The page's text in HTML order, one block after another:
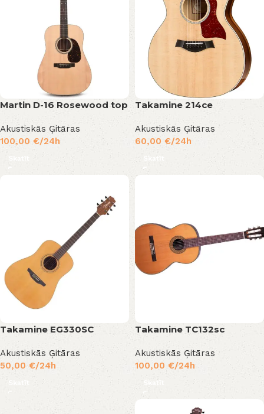
Martin D-16 Rosewood top
Akustiskās Ģitāras
100,00 €/24h
Takamine 214ce
Akustiskās Ģitāras
60,00 €/24h
Takamine EG330SC
Akustiskās Ģitāras
50,00€/24h
Takamine TC132sc
Akustiskās Ģitāras
100,00 €/24h
Skatīt